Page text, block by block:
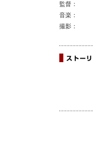
監督：
音楽：
撮影：